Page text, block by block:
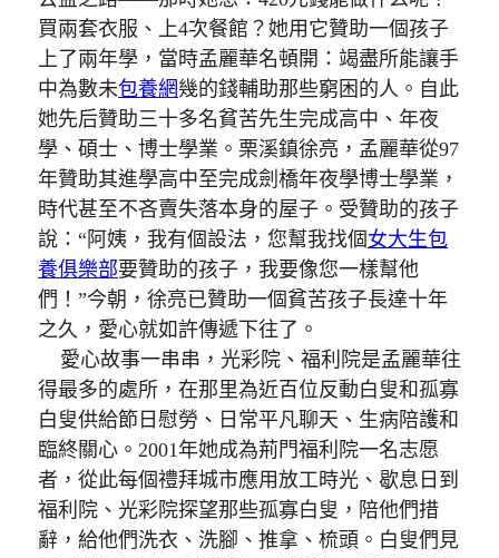
買兩套衣服、上4次餐館？她用它贊助一個孩子
上了兩年學，當時孟麗華名頓開：竭盡所能讓手
中為數未包養網幾的錢輔助那些窮困的人。自此
她先后贊助三十多名貧苦先生完成高中、年夜
學、碩士、博士學業。栗溪鎮徐亮，孟麗華從97
年贊助其進學高中至完成劍橋年夜學博士學業，
時代甚至不吝賣失落本身的屋子。受贊助的孩子
說：“阿姨，我有個設法，您幫我找個女大生包
養俱樂部要贊助的孩子，我要像您一樣幫他
們！”今朝，徐亮已贊助一個貧苦孩子長達十年
之久，愛心就如許傳遞下往了。
愛心故事一串串，光彩院、福利院是孟麗華往
得最多的處所，在那里為近百位反動白叟和孤寡
白叟供給節日慰勞、日常平凡聊天、生病陪護和
臨終關心。2001年她成為荊門福利院一名志愿
者，從此每個禮拜城市應用放工時光、歇息日到
福利院、光彩院探望那些孤寡白叟，陪他們措
辭，給他們洗衣、洗腳、推拿、梳頭。白叟們見